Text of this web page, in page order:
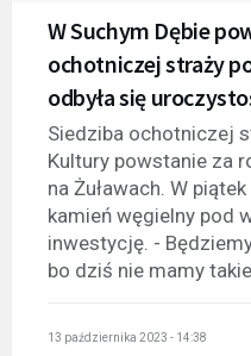
W Suchym Dębie
ochotniczej straży
odbyła się
Siedziba ochotniczej
Kultury powstanie za
na Żuławach. W
kamień węgielny pod
inwestycję. -
bo dziś nie mamy
13 października 2023 - 14:38